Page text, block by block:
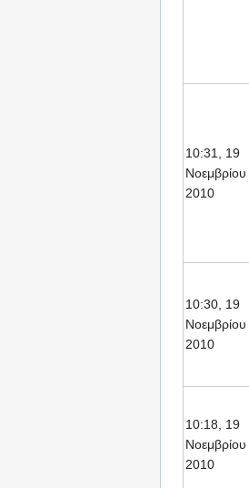
10:31, 19
Νοεμβρίου
2010
10:30, 19
Νοεμβρίου
2010
10:18, 19
Νοεμβρίου
2010